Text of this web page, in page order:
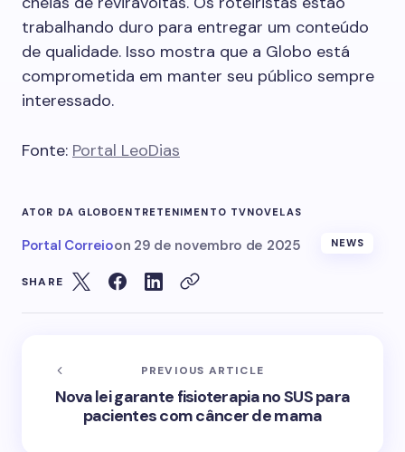
trabalhando duro para entregar um conteúdo
de qualidade. Isso mostra que a Globo está
comprometida em manter seu público sempre
interessado.
Fonte: Portal LeoDias
ATOR DA GLOBOENTRETENIMENTO TVNOVELAS
Portal Correioon 29 de novembro de 2025 NEWS
SHARE
PREVIOUS ARTICLE
Nova lei garante fisioterapia no SUS para
pacientes com câncer de mama